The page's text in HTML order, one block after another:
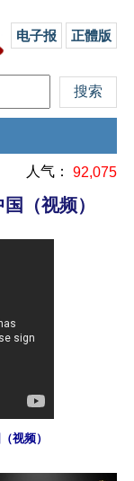
电子报 正體版
人气： 92,075
（视频）
视频）